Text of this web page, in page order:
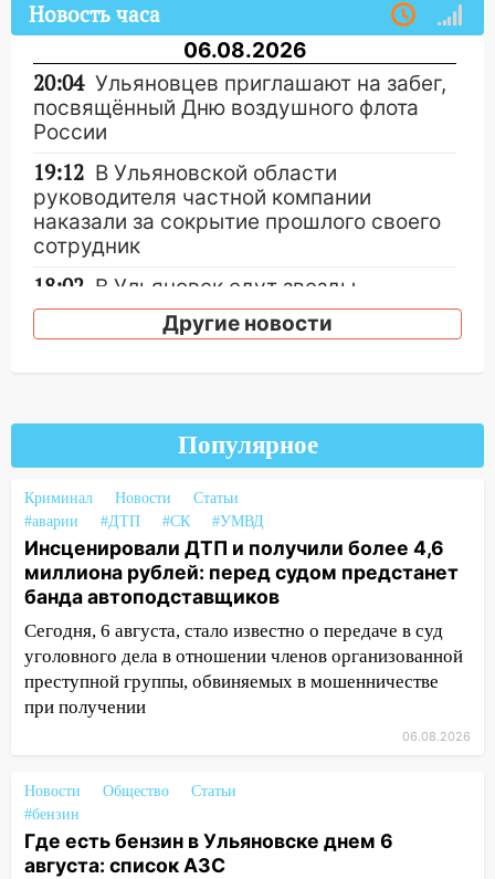
Новость часа
06.08.2026
20:04 Ульяновцев приглашают на забег,
посвящённый Дню воздушного флота
России
19:12 В Ульяновской области
руководителя частной компании
наказали за сокрытие прошлого своего
сотрудник
18:02 В Ульяновск едут звезды
баскетбола!
3,2 млн рублей
16:09 Ветераны легкой атлетики из
Ульяновска успешно выступили на
Чемпионате России
16:02 В Ульяновской области убрали
более 28% площадей зерновых и
зернобобовых культур
15:51 Бросила кирпич в жену брата: в
Ульяновской области завели дело на
агрессивную женщину
15:15
Проводил до квартиры и ограбил:
новый кавалер женщины оказался
рецидивистом
Другие новости
Популярное
Криминал Новости
Статьи
#аварии
#ДТП #СК #УМВД
Инсценировали ДТП и получили более 4,6
миллиона рублей: перед судом предстанет
банда автоподставщиков
Сегодня, 6 августа, стало известно о передаче в суд
уголовного дела в отношении членов организованной
преступной группы, обвиняемых в мошенничестве
при получении
06.08.2026
Новости Общество
Статьи
#бензин
Где есть бензин в Ульяновске днем 6
августа: список АЗС